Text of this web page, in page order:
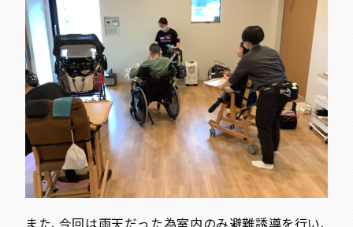
また、今回は雨天だった為室内のみ避難誘導を行い、